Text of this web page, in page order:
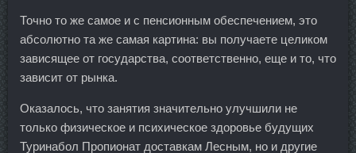
Точно то же самое и с пенсионным обеспечением, это
абсолютно та же самая картина: вы получаете целиком
зависящее от государства, соответственно, еще и то, что
зависит от рынка.
Оказалось, что занятия значительно улучшили не
только физическое и психическое здоровье будущих
Туринабол Пропионат доставкам Лесным, но и другие